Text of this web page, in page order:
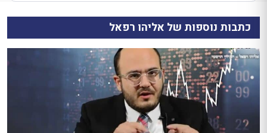
כתבות נוספות של אליהו רפאל